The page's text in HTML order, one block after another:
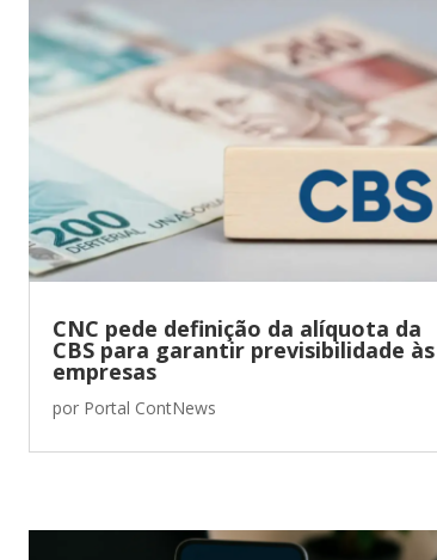
CNC pede definição da alíquota da
CBS para garantir previsibilidade às
empresas
por Portal ContNews